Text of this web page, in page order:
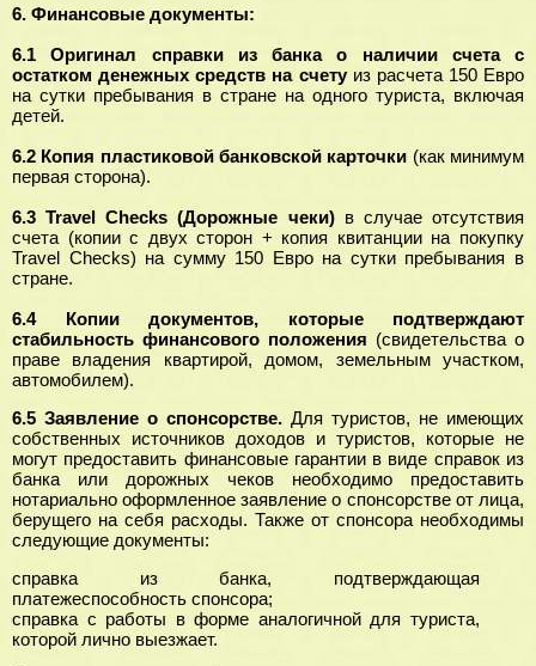
6. Финансовые документы:
6.1 Оригинал справки из банка о наличии счета с
остатком денежных средств на счетуиз расчета 150 Евро
на сутки пребывания в стране на одного туриста, включая
детей.
6.2 Копия пластиковой банковской карточки (как минимум
первая сторона).
6.3 Travel Checks (Дорожные чеки)в случае отсутствия
счета (копии с двух сторон + копия квитанции на покупку
Travel Checks) на сумму 150 Евро на сутки пребывания в
стране.
6.4 Копии документов, которые подтверждают
стабильность финансового положения (свидетельства о
праве владения квартирой, домом, земельным участком,
автомобилем).
6.5 Заявление о спонсорстве. Для туристов, не имеющих
собственных источников доходов и туристов, которые не
могут предоставить финансовые гарантии в виде справок из
банка или дорожных чеков необходимо предоставить
нотариально оформленное заявление о спонсорстве от лица,
берущего на себя расходы. Также от спонсора необходимы
следующие документы:
справка из банка, подтверждающая
платежеспособность спонсора;
справка с работы в форме аналогичной для туриста,
которой лично выезжает.